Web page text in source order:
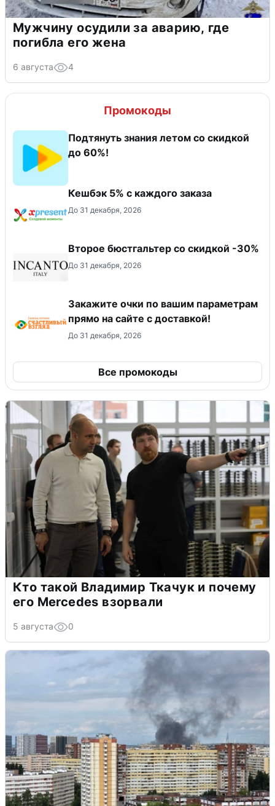
Мужчину осудили за аварию, где
погибла его жена
6 августа 4
Промокоды
Подтянуть знания летом со скидкой
до 60%!
Кешбэк 5% с каждого заказа
До 31 декабря, 2026
Второе бюстгальтер со скидкой -30%
До 31 декабря, 2026
Закажите очки по вашим параметрам
прямо на сайте с доставкой!
До 31 декабря, 2026
Все промокоды
Кто такой Владимир Ткачук и почему
его Mercedes взорвали
5 августа 0